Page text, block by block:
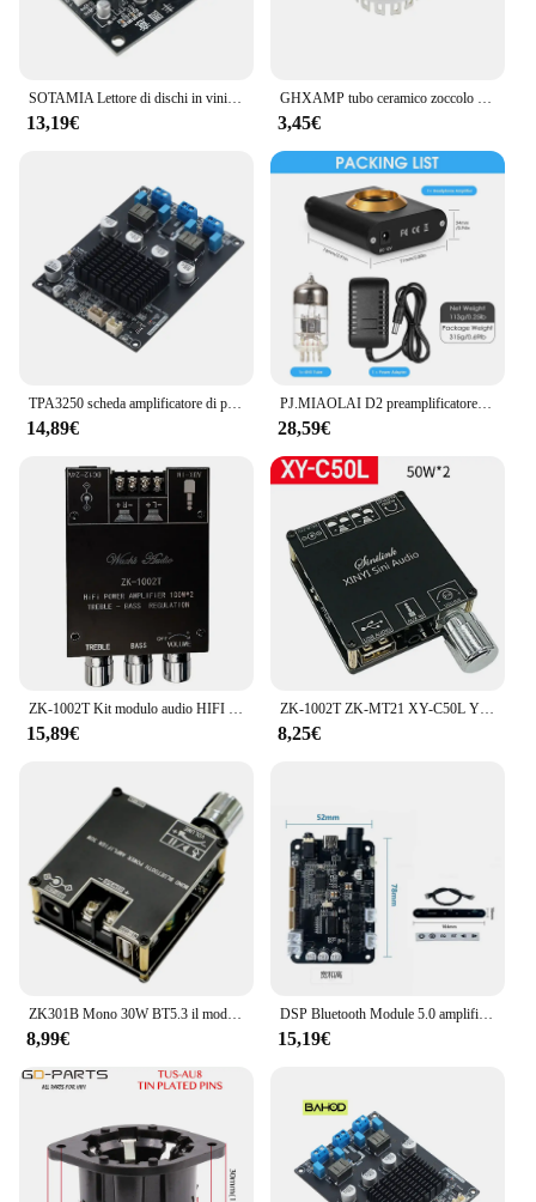
compact size and lightweight design make it easy to
move and adjust as needed, ensuring that your
changing needs.
SOTAMIA Lettore di dischi in vinile Preamplificatore Scheda audio MM MC Amplificatore fono Giradischi Preamplificatore Alimentazione singola Amplificatori fai da te
13,19€
GHXAMP tubo ceramico zoccolo SZ-8 YS30-3 tubo bagliore Base fluorescente supporto valvola Lampstand 13-Pin Audio amplificatore parti 1pc
3,45€
TPA3250 scheda amplificatore di potenza Stereo 2.0 amplificatore Audio classe D amplificatori Audio altoparlante Home Theater Amp 130 wx2
14,89€
PJ.MIAOLAI D2 preamplificatore a tubo HiFi 6 n3 amplificatore per cuffie a tubo NE5532P Op Amp Mini preamplificatore digitale
28,59€
ZK-1002T Kit modulo audio HIFI 2.0 canali 100Wx2 amplificatore compatibile Bluetooth
15,89€
ZK-1002T ZK-MT21 XY-C50L YS-XPSM Scheda altoparlanti stereo con amplificatore a 2.1 canali HIFI compatibile con Bluetooth 2.0
8,25€
ZK301B Mono 30W BT5.3 il modulo amplificatore Audio digitale supporta True Wireless TWS con APP scheda amplificatore Mono semplice fai da te
8,99€
DSP Bluetooth Module 5.0 amplificatore di potenza 15W * 2 Stereo Electronic Frequency Division TWS Pairing 2.0/1.1
15,19€